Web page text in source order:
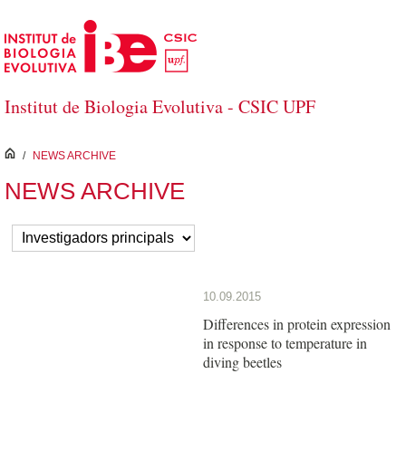
Salta al contingut principal
Institut de Biologia Evolutiva - CSIC UPF
inici
/ NEWS ARCHIVE
NEWS ARCHIVE
10.09.2015
Differences in protein expression
in response to temperature in
diving beetles